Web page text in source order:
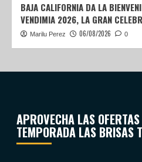
BAJA CALIFORNIA DA LA
VENDIMIA 2026, LA GRAN
Marilu Perez 06/08/2026 0
APROVECHA LAS
TEMPORADA LAS BRISAS